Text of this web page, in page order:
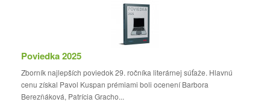
Poviedka 2025
Zborník najlepších poviedok 29. ročníka literárnej súťaže. Hlavnú
cenu získal Pavol Kuspan prémiami boli ocenení Barbora
Berezňáková, Patrícia Gracho...